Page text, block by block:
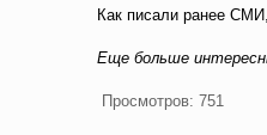
Как писали ранее
Еще больше
Просмотров: 751